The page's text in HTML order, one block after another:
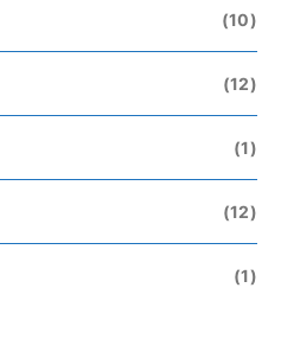
(10)
(12)
(1)
(12)
(1)